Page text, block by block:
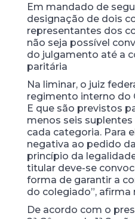
Em mandado de
designação de dois
representantes dos
não seja possível
do julgamento até a
paritária
Na liminar, o juiz
regimento interno do
E que são previstos
menos seis
cada categoria. Para
negativa ao pedido
princípio da
titular deve-se
forma de garantir a
do colegiado”, afirma
De acordo com o